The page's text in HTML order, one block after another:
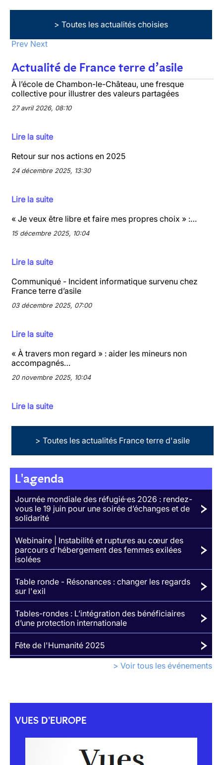
> Toutes les actualités choisies
Actualité de France terre d’asile
Prev Next
À l’école de Chambon-le-Château, une fresque
collective pour illustrer des valeurs partagées
27 avril 2026, 08:10
Lire la suite
Retour sur nos actions en 2025
24 décembre 2025, 13:30
Lire la suite
« Je veux être libre et faire mes propres choix » :…
15 décembre 2025, 10:04
Lire la suite
Communiqué - Incident informatique survenu chez
France terre d’asile
03 décembre 2025, 07:00
Lire la suite
« À travers mon regard » : aider les mineurs non
accompagnés…
20 novembre 2025, 10:04
Lire la suite
> Toutes les actualités France terre d'asile
L'agenda
Journée mondiale des réfugié·es 2026 : rendez-
vous le 19 juin pour une soirée d’échanges et de
solidarité
Webinaire | Instabilité et ruptures au cœur des
parcours d'hébergement des femmes exilées
isolées
Table ronde - Résonances : changer les regards
sur l'exil
Tables-rondes : L’intégration des bénéficiaires
d’une protection internationale
Fête de l'Humanité 2025
> Voir tous les événements
VUES D'EUROPE